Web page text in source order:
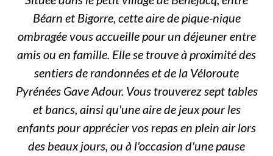
Béarn et Bigorre, cette aire de pique-nique
ombragée vous accueille pour un déjeuner entre
amis ou en famille. Elle se trouve à proximité des
sentiers de randonnées et de la Véloroute
Pyrénées Gave Adour. Vous trouverez sept tables
et bancs, ainsi qu'une aire de jeux pour les
enfants pour apprécier vos repas en plein air lors
des beaux jours, ou à l'occasion d'une pause